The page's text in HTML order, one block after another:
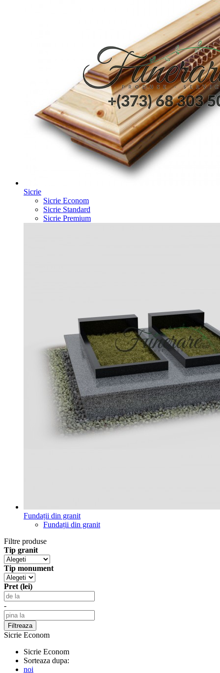
Sicrie
Sicrie Econom
Sicrie Standard
Sicrie Premium
Fundații din granit
Fundații din granit
Filtre produse
Tip granit
Tip monument
Pret (lei)
-
Sicrie Econom
Sicrie Econom
Sorteaza dupa:
noi